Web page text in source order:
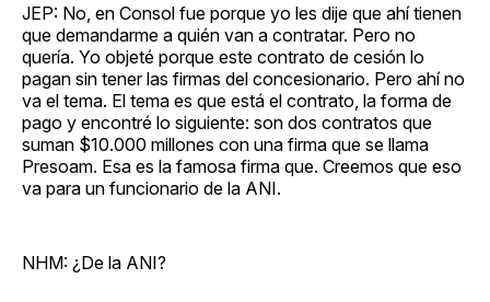
JEP: No, en Consol fue porque yo les dije que ahí tienen
que demandarme a quién van a contratar. Pero no
quería. Yo objeté porque este contrato de cesión lo
pagan sin tener las firmas del concesionario. Pero ahí no
va el tema. El tema es que está el contrato, la forma de
pago y encontré lo siguiente: son dos contratos que
suman $10.000 millones con una firma que se llama
Presoam. Esa es la famosa firma que. Creemos que eso
va para un funcionario de la ANI.
NHM: ¿De la ANI?